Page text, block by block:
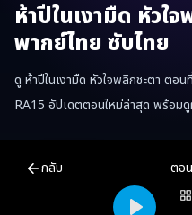
ห้าปีในเงามืด หัวใ
พากย์ไทย ซับไทย
ดู ห้าปีในเงามืด หัวใจพลิกชะตา ตอ
RA15 อัปเดตตอนใหม่ล่าสุด พร้อม
กลับ ตอ
RA15 เป็นเว็บไซต์ดูซีรี่ส์จีนออน
RA15 Drama
RA15 Drama
รวมซีรี่ส์จีน ละครสั้น หนังแนว
RA15 Drama